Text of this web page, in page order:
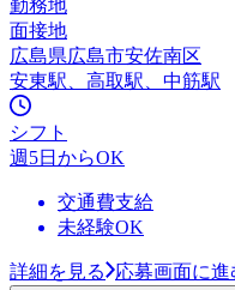
勤務地
面接地
広島県広島市安佐南区
安東駅、高取駅、中筋駅
シフト
週5日からOK
交通費支給
未経験OK
詳細を見る 応募画面に進